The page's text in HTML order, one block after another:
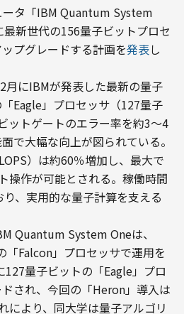
タ「IBM Quantum System
新世代の156量子ビットプロセ
プグレードする計画を発表し
にIBMが発表した最新の量子
Eagle」プロセッサ（127量子
ットゲートのエラー率を約3〜4
で大幅な向上が図られている。
）は約60％増加し、最大で
操作が可能とされる。稼働時間
、実用的な量子計算を支える
Quantum System Oneは、
「Falcon」プロセッサで運用を
量子ビットの「Eagle」プロ
され、今回の「Heron」導入は
により、同大学は量子アルゴリ